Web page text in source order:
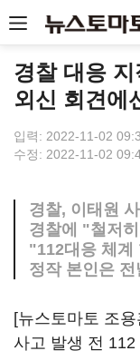
경찰 대응
외신 회견에
입력: 2022-11-02
수정: 2022-11-02
경찰, 이태원
경찰에 "철저
"112대응 체계
정작 본인은
[뉴스토마토 조
사고 발생 전